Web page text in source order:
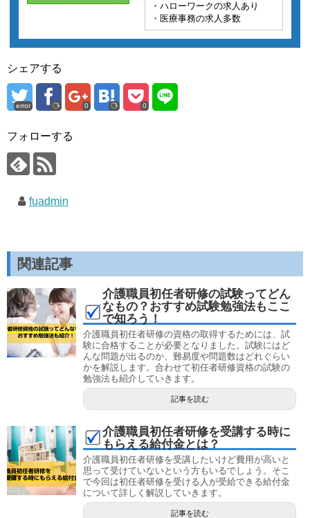
・ハローワークの求人あり
・医療事務の求人多数
シェアする
error 0 0
フォローする
fuadmin
関連記事
介護職員初任者研修の試験ってどん
なもの？おすすめ試験勉強法もここ
で知ろう！
介護職員初任者研修の資格の取得するためには、試
験に合格することが必要となりました。試験にはど
んな問題が出るのか、難易度や問題数はどれぐらい
かを解説します。合わせて初任者研修資格の試験の
勉強法も紹介していきます。
記事を読む
介護職員初任者研修を受講する時に
もらえる給付金とは？
介護職員初任者研修を受講したいけど費用が高いと
思って受けていないという方もいるでしょう。そこ
で今回は初任者研修を受ける人が受給できる給付金
について詳しく解説していきます。
記事を読む